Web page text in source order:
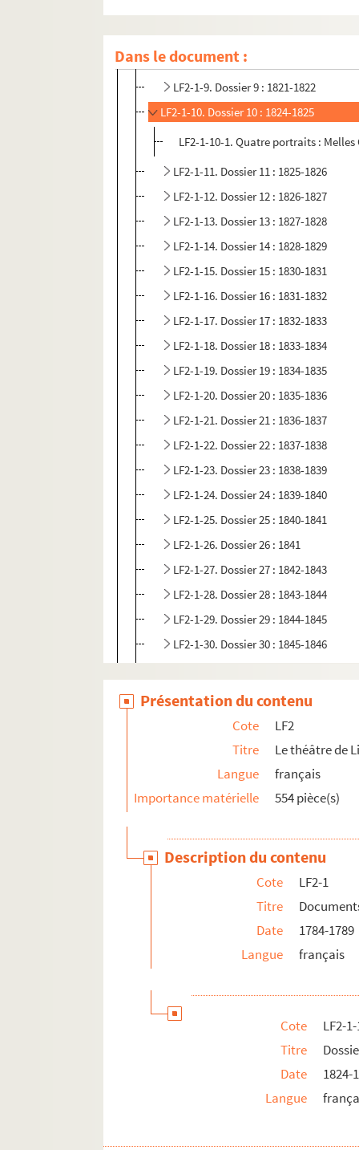
Dans le document :
LF2-1-6. Dossier 6 : 1818-1819
LF2-1-7. Dossier 7 : 1819-1820
LF2-1-8. Dossier 8 : 1820-1821
LF2-1-9. Dossier 9 : 1821-1822
LF2-1-10. Dossier 10 : 1824-1825
LF2-1-10-1. Quatre portraits :
LF2-1-11. Dossier 11 : 1825-1826
LF2-1-12. Dossier 12 : 1826-1827
LF2-1-13. Dossier 13 : 1827-1828
LF2-1-14. Dossier 14 : 1828-1829
LF2-1-15. Dossier 15 : 1830-1831
LF2-1-16. Dossier 16 : 1831-1832
LF2-1-17. Dossier 17 : 1832-1833
LF2-1-18. Dossier 18 : 1833-1834
LF2-1-19. Dossier 19 : 1834-1835
LF2-1-20. Dossier 20 : 1835-1836
LF2-1-21. Dossier 21 : 1836-1837
LF2-1-22. Dossier 22 : 1837-1838
LF2-1-23. Dossier 23 : 1838-1839
LF2-1-24. Dossier 24 : 1839-1840
LF2-1-25. Dossier 25 : 1840-1841
LF2-1-26. Dossier 26 : 1841
LF2-1-27. Dossier 27 : 1842-1843
LF2-1-28. Dossier 28 : 1843-1844
LF2-1-29. Dossier 29 : 1844-1845
LF2-1-30. Dossier 30 : 1845-1846
LF2-1-32. Dossier 32 : 1847-1848
LF2-1-33. Dossier 33 : 1848-1849
LF2-2. Incendie du théâtre, 1903
LF2-3. Documents sur le théâtre de Lille
LF2-4. Documents sur le théâtre de Lille
LF2-6. Documents sur le théâtre de Lille
LFK-1. Théâtre de Lille, mémoires,
LF5. Biographie lilloise - Portraits,
LF6. Biographie lilloise
LF9. Gouverneurs de Lille 3, XVIIIe siècle
LF10. Musée de Lille - Photographies de
LF11. Vues de Lille – Cartes postales
LF12. Vues de Lille - photographies,
Présentation du contenu
Cote
LF2
Titre
Le théâtre de
Langue
français
Importance matérielle
554 pièce(s)
Description du contenu
Cote
LF2-1
Titre
Date
1784-1789
Langue
français
Cote
LF2-
Titre
Date
1824-
Langue